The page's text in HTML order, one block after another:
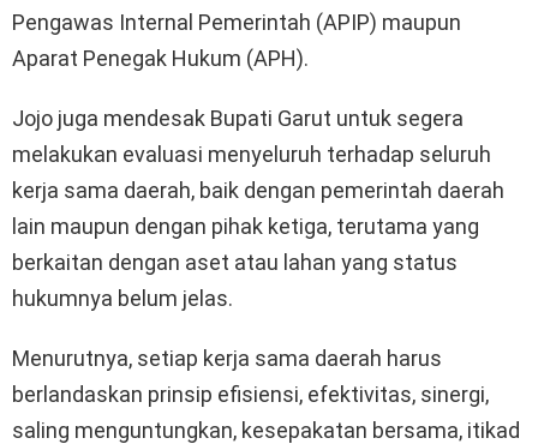
Pengawas Internal Pemerintah (APIP) maupun
Aparat Penegak Hukum (APH).
Jojo juga mendesak Bupati Garut untuk segera
melakukan evaluasi menyeluruh terhadap seluruh
kerja sama daerah, baik dengan pemerintah daerah
lain maupun dengan pihak ketiga, terutama yang
berkaitan dengan aset atau lahan yang status
hukumnya belum jelas.
Menurutnya, setiap kerja sama daerah harus
berlandaskan prinsip efisiensi, efektivitas, sinergi,
saling menguntungkan, kesepakatan bersama, itikad